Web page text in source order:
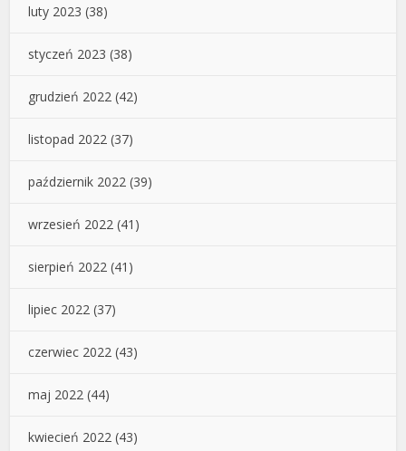
luty 2023 (38)
styczeń 2023 (38)
grudzień 2022 (42)
listopad 2022 (37)
październik 2022 (39)
wrzesień 2022 (41)
sierpień 2022 (41)
lipiec 2022 (37)
czerwiec 2022 (43)
maj 2022 (44)
kwiecień 2022 (43)